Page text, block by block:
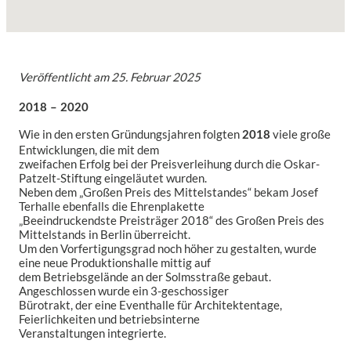
Veröffentlicht am25. Februar 2025
2018 – 2020
Wie in den ersten Gründungsjahren folgten 2018 viele große
Entwicklungen, die mit dem
zweifachen Erfolg bei der Preisverleihung durch die Oskar-
Patzelt-Stiftung eingeläutet wurden.
Neben dem „Großen Preis des Mittelstandes“ bekam Josef
Terhalle ebenfalls die Ehrenplakette
„Beeindruckendste Preisträger 2018“ des Großen Preis des
Mittelstands in Berlin überreicht.
Um den Vorfertigungsgrad noch höher zu gestalten, wurde
eine neue Produktionshalle mittig auf
dem Betriebsgelände an der Solmsstraße gebaut.
Angeschlossen wurde ein 3-geschossiger
Bürotrakt, der eine Eventhalle für Architektentage,
Feierlichkeiten und betriebsinterne
Veranstaltungen integrierte.